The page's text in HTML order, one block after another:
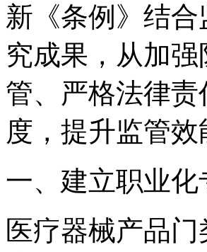
新《条例》结
究成果，从加
管、严格法律
度，提升监管效
一、建立职业
医疗器械产品